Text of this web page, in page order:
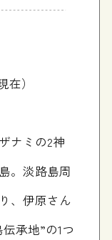
在）
ナミの2神
。淡路島周
、伊原さん
承地”の1つ